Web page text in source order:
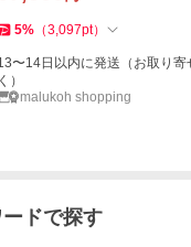
5% （3,097pt）
〜14日以内に発送（お取り
く）
malukoh shopping
ドで探す